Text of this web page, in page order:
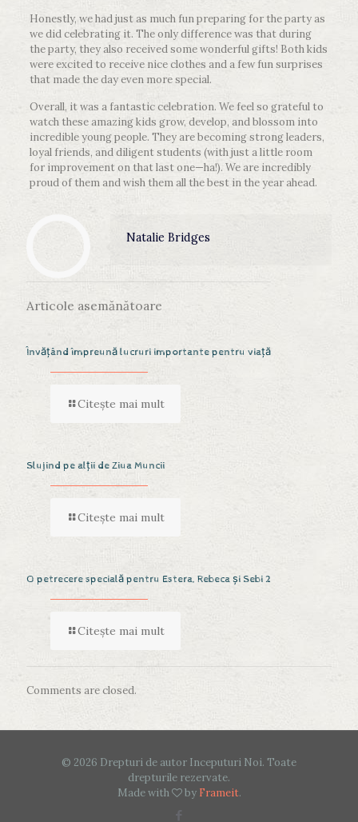
Honestly, we had just as much fun preparing for the party as
we did celebrating it. The only difference was that during
the party, they also received some wonderful gifts! Both kids
were excited to receive nice clothes and a few fun surprises
that made the day even more special.
Overall, it was a fantastic celebration. We feel so grateful to
watch these amazing kids grow, develop, and blossom into
incredible young people. They are becoming strong leaders,
loyal friends, and diligent students (with just a little room
for improvement on that last one—ha!). We are incredibly
proud of them and wish them all the best in the year ahead.
Natalie Bridges
Articole asemănătoare
Învățând împreună lucruri importante pentru viață
Citește mai mult
Slujind pe alții de Ziua Muncii
Citește mai mult
O petrecere specială pentru Estera, Rebeca și Sebi 2
Citește mai mult
Comments are closed.
© 2026 Drepturi de autor Inceputuri Noi. Toate
drepturile rezervate.
Made with
by Frameit.